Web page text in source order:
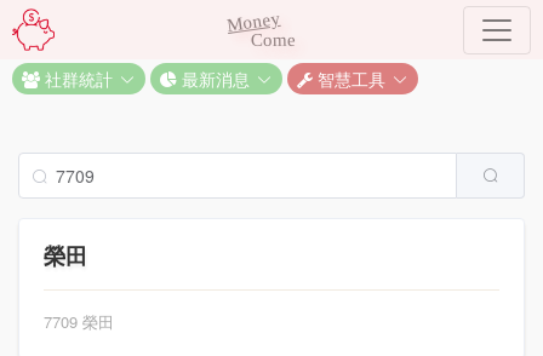
Money
Come
社群統計 最新消息 智慧工具
榮田
7709 榮田